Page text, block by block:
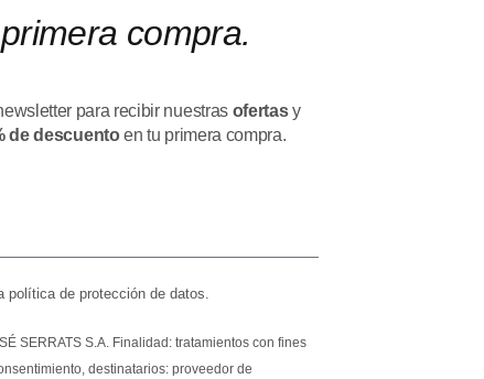
compra.
para recibir nuestras ofertasy
de descuentoen tu primera compra.
de protección de datos.
SERRATS S.A. Finalidad: tratamientos con fines
destinatarios: proveedor de